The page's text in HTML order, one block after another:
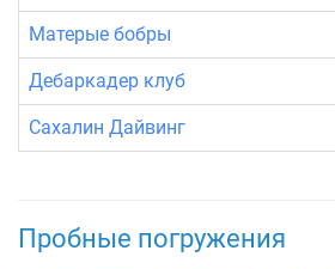
Матерые бобры
Дебаркадер клуб
Сахалин Дайвинг
Пробные погружения